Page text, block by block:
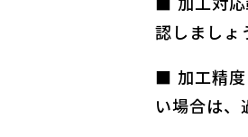
認しましょ
■ 加工精度
い場合は、